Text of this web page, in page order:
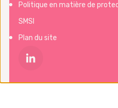
Politique en matière de
SMSI
Plan du site